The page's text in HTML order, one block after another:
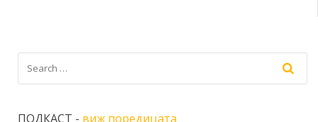
ПОДКАСТ - виж поредицата